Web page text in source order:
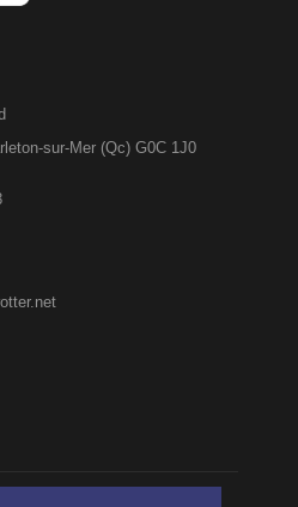
sur-Mer (Qc) G0C 1J0